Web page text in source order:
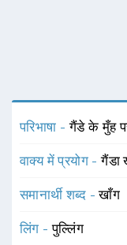
परिभाषा -गैंडे के मुँह
वाक्य में प्रयोग -गैंडा
समानार्थी शब्द -खाँग
लिंग -पुल्लिंग